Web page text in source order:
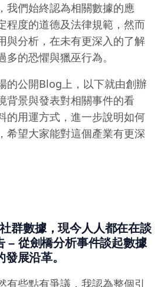
我們始終認為相關數據的應
程度的道德及法律規範，然而
與分析，在未有更深入的了解
的恐懼與獵巫行為。
的公開Blog上，以下就由創辦
背景與發表對相關事件的看
的用運方式，進一步說明如何
希望大家能對這個產業有更深
群數據，現今人人都在在談
– 從劍橋分析事件談起數據
展沿革。
有些點有爭議，我認為整個引